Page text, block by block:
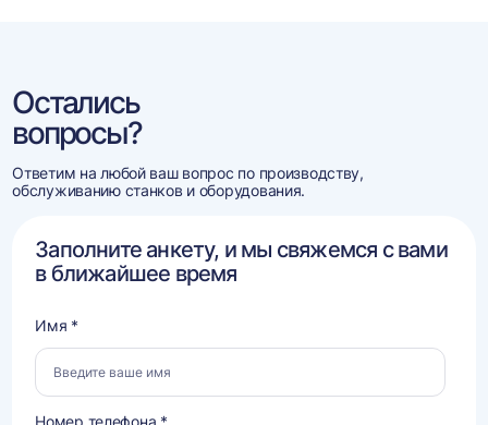
Остались
вопросы?
Ответим на любой ваш вопрос по производству,
обслуживанию станков и оборудования.
Заполните анкету, и мы свяжемся с вами
в ближайшее время
Имя *
Номер телефона *